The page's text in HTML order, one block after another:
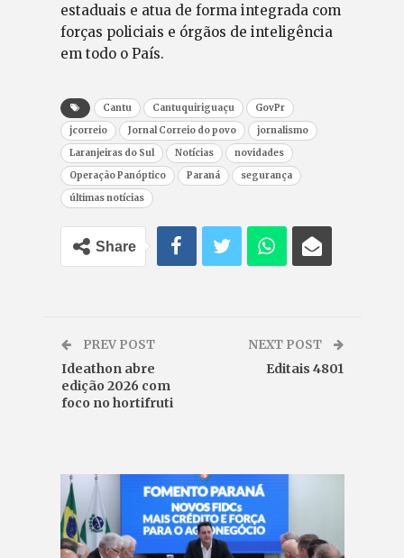
estaduais e atua de forma integrada com
forças policiais e órgãos de inteligência
em todo o País.
Cantu Cantuquiriguaçu
GovPr
jcorreio
Jornal Correio do povo
jornalismo
Laranjeiras do Sul
Notícias
novidades
Operação Panóptico
Paraná
segurança
últimas notícias
Share
PREV POST
Ideathon abre
edição 2026 com
foco no hortifruti
NEXT POST
Editais 4801